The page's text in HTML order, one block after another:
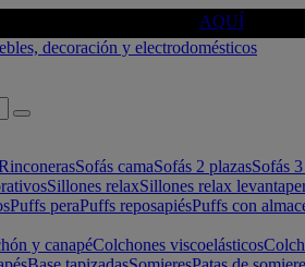
AQUÍ
Sofás camaSofás 2 plazasSofás
Sillones relaxSillones relax
Puffs peraPuffs reposapiésPuffs con
y canapéColchones viscoelásticos